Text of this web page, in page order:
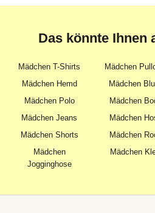
Das könnte Ihnen
Mädchen T-Shirts Mädchen
Mädchen Hemd
Mädchen
Mädchen Polo
Mädchen
Mädchen Jeans
Mädchen
Mädchen Shorts
Mädchen
Mädchen
Jogginghose
Mädchen